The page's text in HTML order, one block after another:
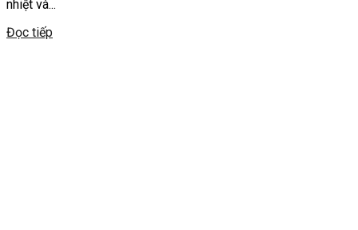
nhiệt và...
Đọc tiếp